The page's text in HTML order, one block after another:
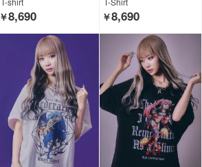
￥8,690 ROUND
￥8,690